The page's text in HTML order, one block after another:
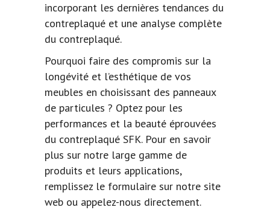
incorporant les dernières tendances du
contreplaqué et une analyse complète
du contreplaqué.
Pourquoi faire des compromis sur la
longévité et l’esthétique de vos
meubles en choisissant des panneaux
de particules ? Optez pour les
performances et la beauté éprouvées
du contreplaqué SFK. Pour en savoir
plus sur notre large gamme de
produits et leurs applications,
remplissez le formulaire sur notre site
web ou appelez-nous directement.